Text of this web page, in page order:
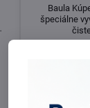
Baula
špeciálne